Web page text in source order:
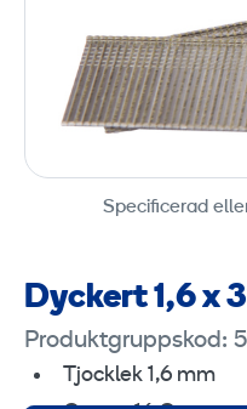
Specificerad
Dyckert 1,6 x
Produktgruppskod:
Tjocklek 1,6 mm